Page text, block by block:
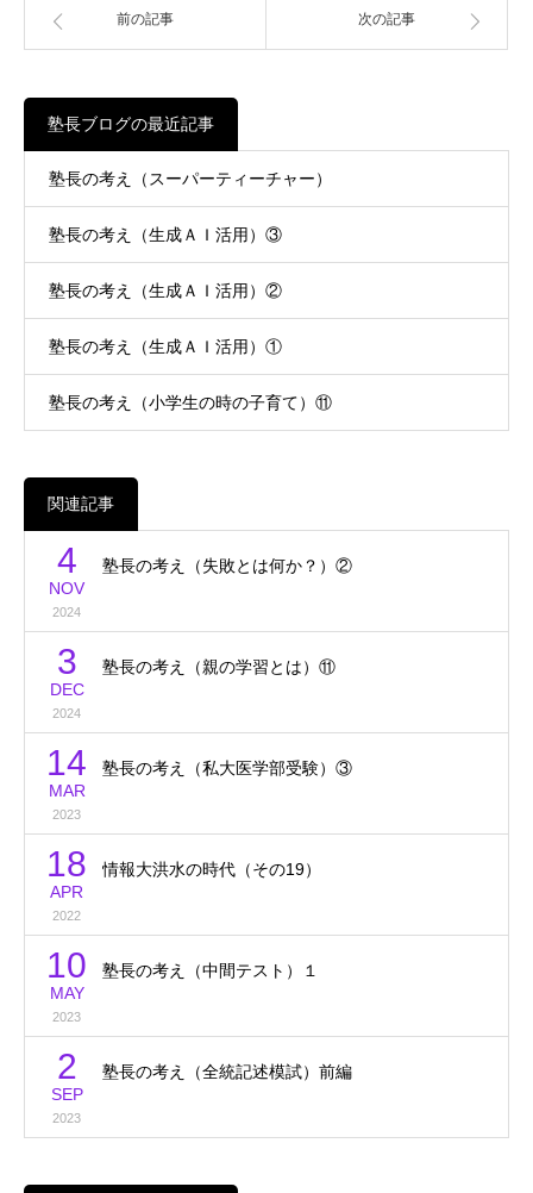
前の記事 次の記事
塾長ブログの最近記事
塾長の考え（スーパーティーチャー）
塾長の考え（生成ＡＩ活用）③
塾長の考え（生成ＡＩ活用）②
塾長の考え（生成ＡＩ活用）①
塾長の考え（小学生の時の子育て）⑪
関連記事
4
NOV
2024
塾長の考え（失敗とは何か？）②
3
DEC
2024
塾長の考え（親の学習とは）⑪
14
MAR
2023
塾長の考え（私大医学部受験）③
18
APR
2022
情報大洪水の時代（その19）
10
MAY
2023
塾長の考え（中間テスト）１
2
SEP
2023
塾長の考え（全統記述模試）前編